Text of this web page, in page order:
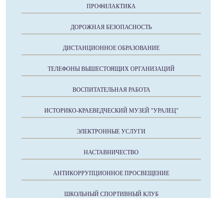
ПРОФИЛАКТИКА
ДОРОЖНАЯ БЕЗОПАСНОСТЬ
ДИСТАНЦИОННОЕ ОБРАЗОВАНИЕ
ТЕЛЕФОНЫ ВЫШЕСТОЯЩИХ ОРГАНИЗАЦИЙ
ВОСПИТАТЕЛЬНАЯ РАБОТА
ИСТОРИКО-КРАЕВЕДЧЕСКИЙ МУЗЕЙ "УРАЛЕЦ"
ЭЛЕКТРОННЫЕ УСЛУГИ
НАСТАВНИЧЕСТВО
АНТИКОРРУПЦИОННОЕ ПРОСВЕЩЕНИЕ
ШКОЛЬНЫЙ СПОРТИВНЫЙ КЛУБ